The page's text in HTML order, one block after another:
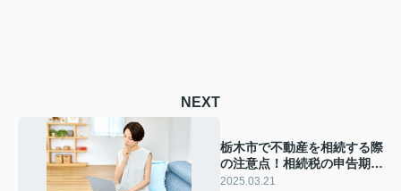
NEXT
栃木市で不動産を相続する際
の注意点！相続税の申告期限
と延滞税の対処法を解説
2025.03.21